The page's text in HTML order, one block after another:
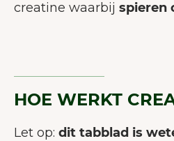
creatine waarbij spieren
HOE WERKT
Let op: dit tabblad is